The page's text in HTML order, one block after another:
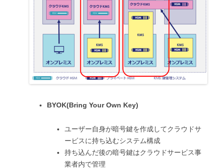
BYOK(Bring Your Own Key)
ユーザー自身が暗号鍵を作成してクラウドサ
ービスに持ち込むシステム構成
持ち込んだ後の暗号鍵はクラウドサービス事
業者内で管理